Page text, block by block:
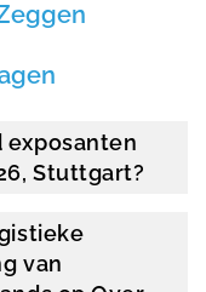
exposanten
Stuttgart?
van